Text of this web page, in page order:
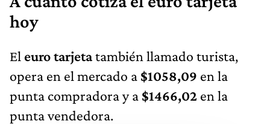
hoy
El euro tarjetatambién llamado turista,
opera en el mercado a $1058,09 en la
punta compradora y a $1466,02 en la
punta vendedora.